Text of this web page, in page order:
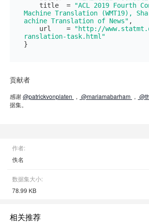
    title  =
"ACL 2019 Fourth
Machine Translation (WMT19),
achine Translation of News" ,
    url    =
"http://
ranslation-task.html"
贡献者
感谢@patrickvonplaten ， @mariamabarham ，
据集。
作者:
佚名
数据集大小:
78.99 KB
相关推荐